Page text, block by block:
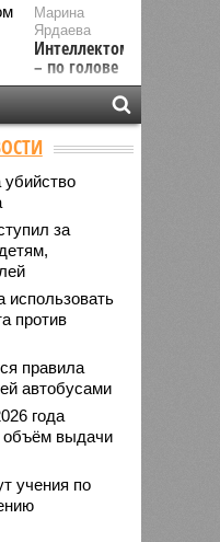
Марина
Ярдаева
Интеллектом
– по голове
за
использовать
против
правила
автобусами
года
объём выдачи
учения по